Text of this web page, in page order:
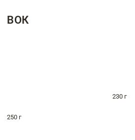
ВОК
230 г
250 г